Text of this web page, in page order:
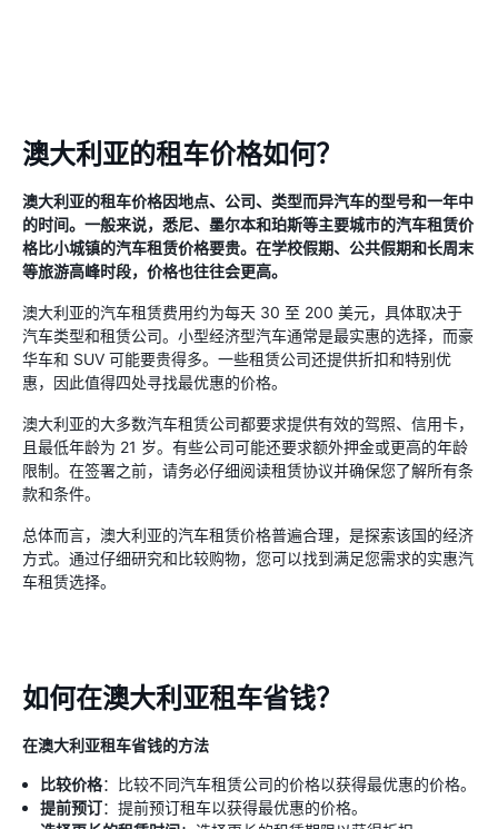
澳大利亚的租车价格如何？
澳大利亚的租车价格因地点、公司、类型而异汽车的型号和一年中
的时间。一般来说，悉尼、墨尔本和珀斯等主要城市的汽车租赁价
格比小城镇的汽车租赁价格要贵。在学校假期、公共假期和长周末
等旅游高峰时段，价格也往往会更高。
澳大利亚的汽车租赁费用约为每天 30 至 200 美元，具体取决于
汽车类型和租赁公司。小型经济型汽车通常是最实惠的选择，而豪
华车和 SUV 可能要贵得多。一些租赁公司还提供折扣和特别优
惠，因此值得四处寻找最优惠的价格。
澳大利亚的大多数汽车租赁公司都要求提供有效的驾照、信用卡，
且最低年龄为 21 岁。有些公司可能还要求额外押金或更高的年龄
限制。在签署之前，请务必仔细阅读租赁协议并确保您了解所有条
款和条件。
总体而言，澳大利亚的汽车租赁价格普遍合理，是探索该国的经济
方式。通过仔细研究和比较购物，您可以找到满足您需求的实惠汽
车租赁选择。
如何在澳大利亚租车省钱？
在澳大利亚租车省钱的方法
比较价格：比较不同汽车租赁公司的价格以获得最优惠的价格。
提前预订：提前预订租车以获得最优惠的价格。